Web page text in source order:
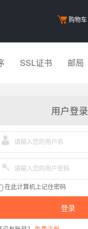
购物车
SSL证书 邮局
用户登录
在此计算机上记住密码
登录